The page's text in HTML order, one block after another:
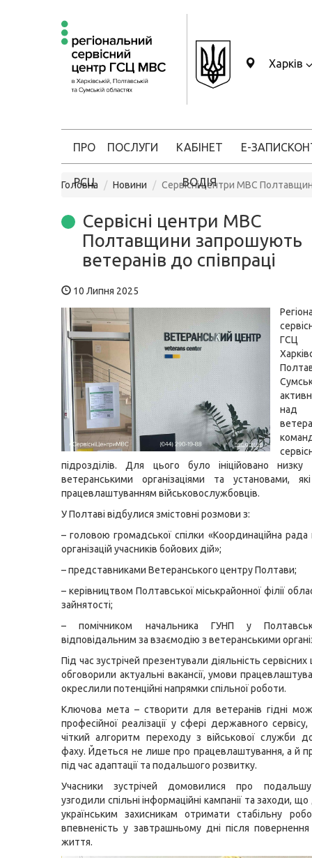
Харків
ПРО
РСЦ
ПОСЛУГИ КАБІНЕТ
ВОДІЯ
Е-ЗАПИС
Головна Новини Сервісні центри МВС
Сервісні центри МВС
Полтавщини запрошують
ветеранів до співпраці
10 Липня 2025
над
підрозділів. Для цього було ініційовано низку
ветеранськими організаціями та установами,
працевлаштуванням військовослужбовців.
У Полтаві відбулися змістовні розмови з:
– головою громадської спілки «Координаційна рада
організацій учасників бойових дій»;
– представниками Ветеранського центру Полтави;
– керівництвом Полтавської міськрайонної філії
зайнятості;
– помічником начальника ГУНП у
відповідальним за взаємодію з ветеранськими
Під час зустрічей презентували діяльність
обговорили актуальні вакансії, умови
окреслили потенційні напрямки спільної роботи.
Ключова мета – створити для ветеранів гідні
професійної реалізації у сфері державного
чіткий алгоритм переходу з військової служби
фаху. Йдеться не лише про працевлаштування, а й
під час адаптації та подальшого розвитку.
Учасники зустрічей домовилися про
узгодили спільні інформаційні кампанії та заходи,
українським захисникам отримати стабільну
впевненість у завтрашньому дні після
життя.